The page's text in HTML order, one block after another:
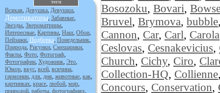
теги
Всякая, Девушка, Девушки,
Демотиваторы, Забавные,
Звезды, Звероматрицы,
Интересные, Картины, Наш, Обои,
Пейзажи, Подборка, Понедельник,
Природа, Рисунки, Смешарики,
Факты, Фото, Фотограф,
Фотографии, Художник, Это,
Юмор, вкус, всей, всячина,
гармонии, для, дня, животные, как,
картинках, красе, любой, мир,
природой, работы, фотографиях,
Bosozoku, Bovari,
Bruvel, Brymova, bubble
Cannon, Car, Carl, Carola
Ceslovas, Cesnakevicius,
Church, Cichy, Ciro,
Collection-HQ, Collienne
Concours, Conservation,